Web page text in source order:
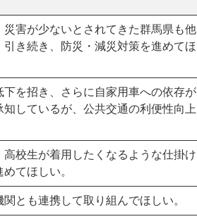
害が少ないとされてきた群馬県も他
き続き、防災・減災対策を進めてほ
を招き、さらに自家用車への依存が
しているが、公共交通の利便性向上
校生が着用したくなるような仕掛け
てほしい。
とも連携して取り組んでほしい。